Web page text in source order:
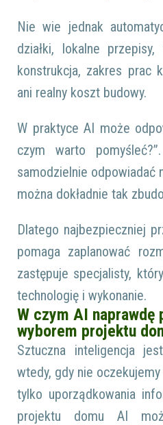
Nie wie jednak
działki, lokalne przepisy,
konstrukcja, zakres prac
ani realny koszt budowy.
W praktyce AI może
czym warto
samodzielnie odpowiadać
można dokładnie tak
Dlatego najbezpieczniej
pomaga zaplanować
zastępuje specjalisty,
technologię i wykonanie.
W czym AI naprawdę
wyborem projektu
Sztuczna inteligencja
wtedy, gdy nie
tylko uporządkowania
projektu domu AI